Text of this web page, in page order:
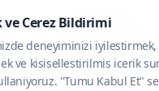
CaseOnn
© 2025 CaseOnn. Tüm hakları
ve Cerez Bildirimi
deneyiminizi
ve kisisellestirilmis icerik
"Tumu Kabul Et"